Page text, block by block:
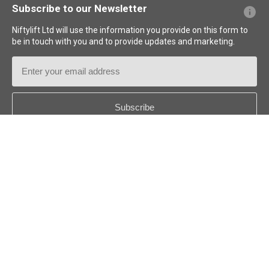
Subscribe to our Newsletter
Niftylift Ltd will use the information you provide on this form to
be in touch with you and to provide updates and marketing.
*Country